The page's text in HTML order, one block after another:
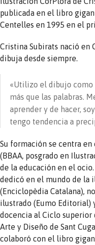
publicada en el libro
Centelles en 1995 en el
Cristina Subirats nació en
dibuja desde siempre.
«Utilizo el dibujo como
más que las palabras.
aprender y de hacer,
tengo tendencia a
Su formación se centra
(BBAA, posgrado en
de la educación en el
dedicó en el mundo de la
(Enciclopèdia Catalana),
ilustrado (Eumo Editorial)
docencia al Ciclo superior
Arte y Diseño de Sant
colaboró con el libro